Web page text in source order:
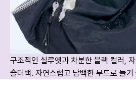
구조적인 실루엣과 차분한 블랙 컬러,
숄더백. 자연스럽고 담백한 무드로 들기